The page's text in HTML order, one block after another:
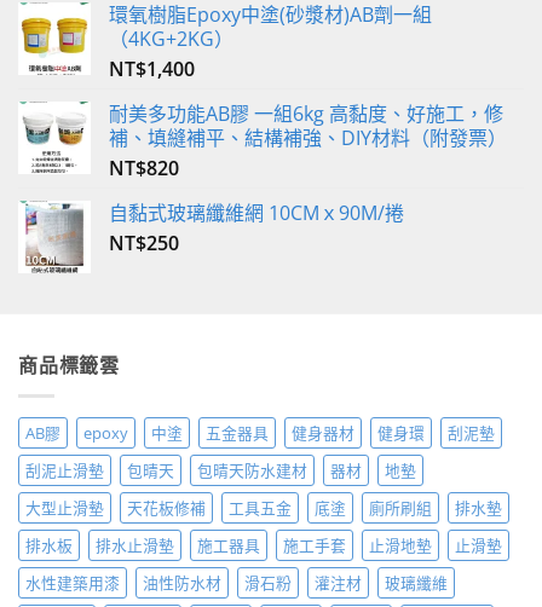
環氧樹脂Epoxy中塗(砂漿材)AB劑一組
（4KG+2KG）
NT$1,400
耐美多功能AB膠 一組6kg 高黏度、好施工，修
補、填縫補平、結構補強、DIY材料（附發票）
NT$820
自黏式玻璃纖維網 10CMｘ90M/捲
NT$250
商品標籤雲
AB膠 epoxy 中塗 五金器具 健身器材 健身環
刮泥墊
刮泥止滑墊
包晴天 包晴天防水建材 器材
地墊
大型止滑墊
天花板修補 工具五金 底塗 廁所刷組
排水墊
排水板
排水止滑墊 施工器具 施工手套 止滑地墊
止滑墊
水性建築用漆
油性防水材 滑石粉 灌注材
玻璃纖維